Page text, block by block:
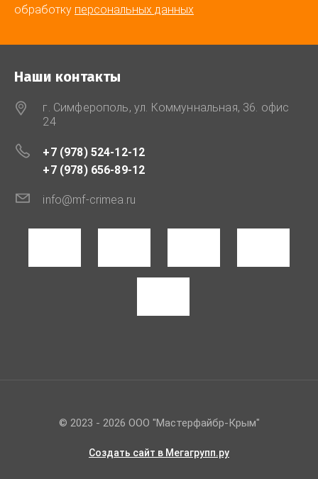
обработку персональных данных
Наши контакты
г. Симферополь, ул. Коммуннальная, 36. офис
24
+7 (978) 524-12-12
+7 (978) 656-89-12
info@mf-crimea.ru
© 2023 - 2026 ООО "Мастерфайбр-Крым"
Создать сайт в Мегагрупп.ру